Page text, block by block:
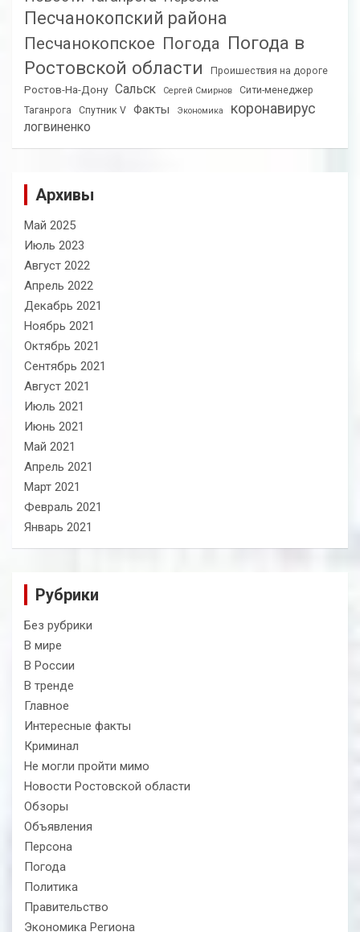
Песчанокопский района
Песчанокопское Погода Погода в
Ростовской области
Проишествия на дороге
Ростов-На-Дону Сальск Сергей Смирнов
Сити-менеджер
Таганрога
Спутник V Факты Экономика коронавирус
логвиненко
Архивы
Май 2025
Июль 2023
Август 2022
Апрель 2022
Декабрь 2021
Ноябрь 2021
Октябрь 2021
Сентябрь 2021
Август 2021
Июль 2021
Июнь 2021
Май 2021
Апрель 2021
Март 2021
Февраль 2021
Январь 2021
Рубрики
Без рубрики
В мире
В России
В тренде
Главное
Интересные факты
Криминал
Не могли пройти мимо
Новости Ростовской области
Обзоры
Объявления
Персона
Погода
Политика
Правительство
Экономика Региона